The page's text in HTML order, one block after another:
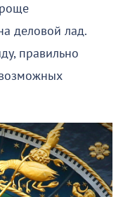
деловой лад.
правильно